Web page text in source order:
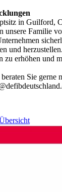
in Guilford,
unsere Familie
und
zu erhöhen und
Sie gerne